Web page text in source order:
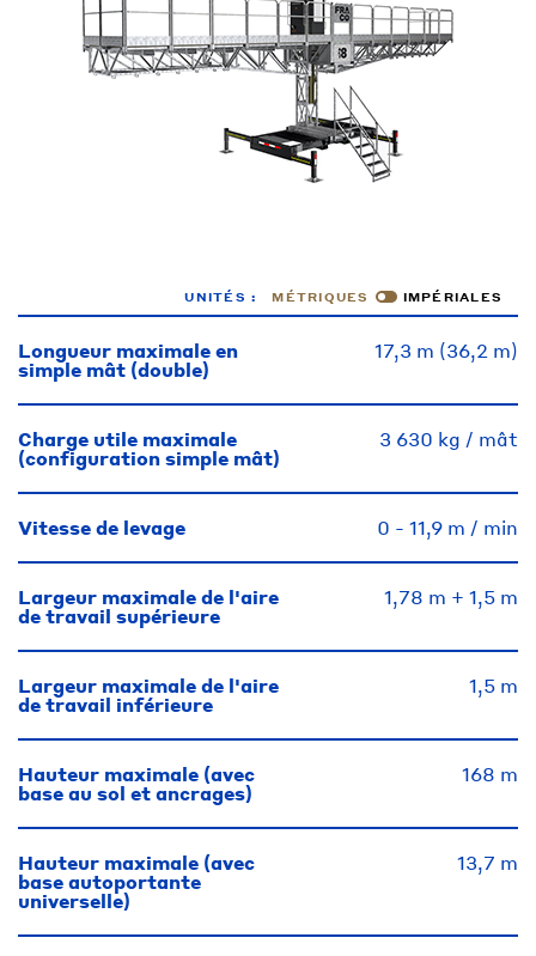
UNITÉS : MÉTRIQUES IMPÉRIALES
Longueur maximale en
simple mât (double)
17,3 m (36,2 m)
Charge utile maximale
(configuration simple mât)
3 630 kg / mât
Vitesse de levage 0 - 11,9 m / min
Largeur maximale de l'aire
de travail supérieure
1,78 m + 1,5 m
Largeur maximale de l'aire
de travail inférieure
1,5 m
Hauteur maximale (avec
base au sol et ancrages)
168 m
Hauteur maximale (avec
base autoportante
universelle)
13,7 m